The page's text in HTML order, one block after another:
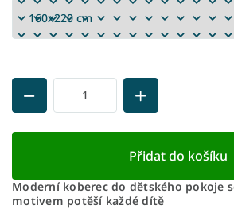
Přidat do košíku
Moderní koberec do dětského pokoje
motivem potěší každé dítě